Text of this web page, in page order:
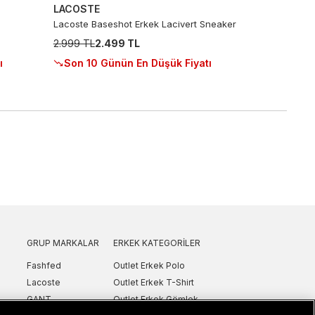
LACOSTE
Lacoste Baseshot Erkek Lacivert Sneaker
2.999 TL2.499 TL
Son 10 Günün En Düşük Fiyatı
GRUP MARKALAR
Fashfed
Lacoste
GANT
ERKEK KATEGORILER
Outlet Erkek Polo
Outlet Erkek T-Shirt
Outlet Erkek Gömlek